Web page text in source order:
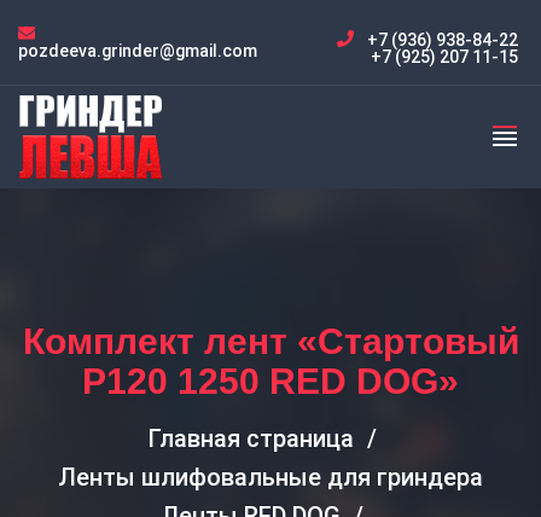
pozdeeva.grinder@gmail.com
+7 (936) 938-84-22
+7 (925) 207 11-15
Комплект лент «Стартовый
P120 1250 RED DOG»
Главная страница
Ленты шлифовальные для гриндера